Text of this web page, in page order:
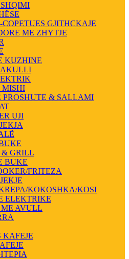
COPETUES GJITHCKAJE
ME ZHYTJE
KUZHINE
MISHI
PROSHUTE & SALLAMI
UJI
& GRILL
BUKE
FRITEZA
KOKOSHKA/KOSI
ELEKTRIKE
ME AVULL
KAFEJE